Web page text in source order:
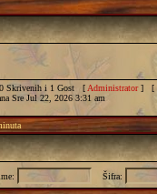
0 Skrivenih i 1 Gost [ Administrator] [
Sre Jul 22, 2026 3:31 am
Šifra: